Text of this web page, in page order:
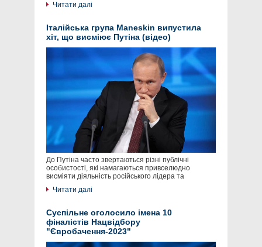
Читати далі
Італійська група Maneskin випустила
хіт, що висміює Путіна (відео)
До Путіна часто звертаються різні публічні
особистості, які намагаються привселюдно
висміяти діяльність російського лідера та
Читати далі
Суспільне оголосило імена 10
фіналістів Нацвідбору
"Євробачення-2023"